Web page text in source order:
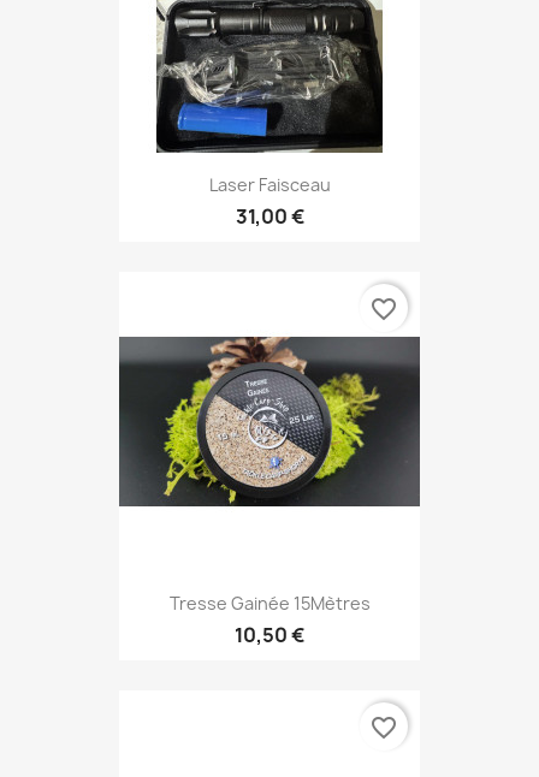
Laser Faisceau
31,00 €
Tresse Gainée 15Mètres
10,50 €
favorite_border
favorite_border